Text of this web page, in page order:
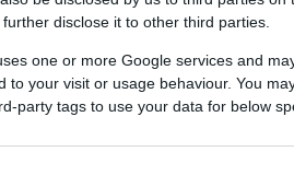
disclose it to other third parties.
one or more Google services and
to your visit or usage behaviour. You
party tags to use your data for below
kapuikat. A szezon indulásával pedig